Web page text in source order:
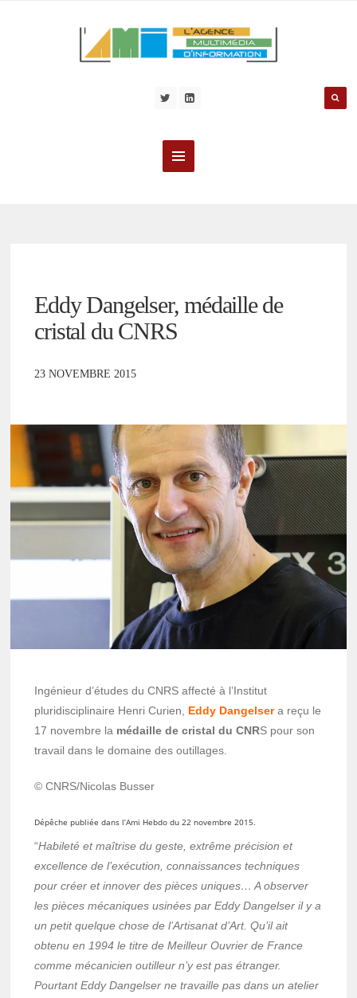
Eddy Dangelser, médaille de
cristal du CNRS
23 NOVEMBRE 2015
Ingénieur d’études du CNRS affecté à l’Institut
pluridisciplinaire Henri Curien, Eddy Dangelsera reçu le
17 novembre la médaille de cristal du CNRS pour son
travail dans le domaine des outillages.
© CNRS/Nicolas Busser
Dépêche publiée dans l’Ami Hebdo du 22 novembre 2015.
“Habileté et maîtrise du geste, extrême précision et
excellence de l’exécution, connaissances techniques
pour créer et innover des pièces uniques… A observer
les pièces mécaniques usinées par Eddy Dangelser il y a
un petit quelque chose de l’Artisanat d’Art. Qu’il ait
obtenu en 1994 le titre de Meilleur Ouvrier de France
comme mécanicien outilleur n’y est pas étranger.
Pourtant Eddy Dangelser ne travaille pas dans un atelier